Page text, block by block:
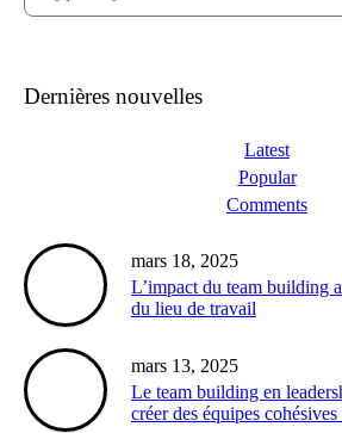
Dernières nouvelles
Latest
Popular
Comments
mars 18, 2025
L’impact du team building
du lieu de travail
mars 13, 2025
Le team building en
créer des équipes